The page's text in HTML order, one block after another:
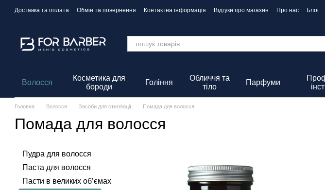
Перейти до основного контенту
Доставка та оплата Обмін та повернення Контактна інформація Відгуки про магазин Про нас Блог
Волосся
Косметика для
бороди
Гоління
Обличчя та
тіло
Парфуми
Головна Волосся Засоби для стилізації Помада для волосся
Помада для волосся
Пудра для волосся
Паста для волосся
Пасти в великих об’ємах